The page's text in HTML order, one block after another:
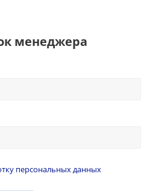
менеджера
персональных данных